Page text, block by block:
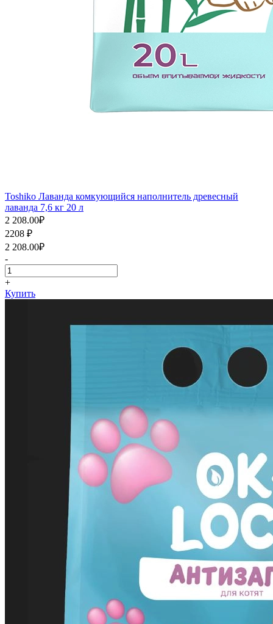
Toshiko Лаванда комкующийся наполнитель древесный
лаванда 7,6 кг 20 л
2 208.00₽
2208 ₽
2 208.00₽
-
+
Купить